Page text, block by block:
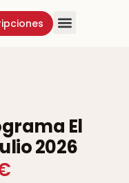
El
2026